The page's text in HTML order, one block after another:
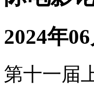
2024年
第十一届